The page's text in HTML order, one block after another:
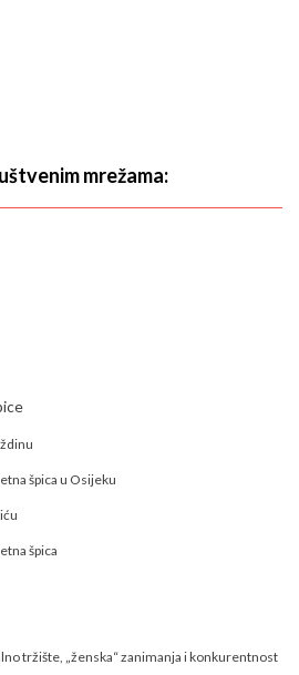
mrežama:
špica u Osijeku
špica
tržište, „ženska“ zanimanja i konkurentnost